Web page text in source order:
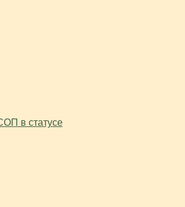
в статусе